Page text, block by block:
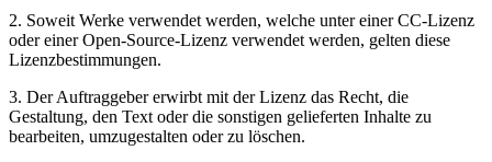
2. Soweit Werke verwendet werden, welche unter einer CC-Lizenz
oder einer Open-Source-Lizenz verwendet werden, gelten diese
Lizenzbestimmungen.
3. Der Auftraggeber erwirbt mit der Lizenz das Recht, die
Gestaltung, den Text oder die sonstigen gelieferten Inhalte zu
bearbeiten, umzugestalten oder zu löschen.